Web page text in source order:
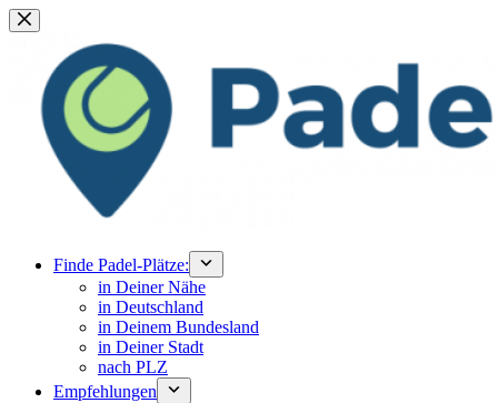
Zum
Inhalt
springen
Finde Padel-Plätze:
in Deiner Nähe
in Deutschland
in Deinem Bundesland
in Deiner Stadt
nach PLZ
Empfehlungen